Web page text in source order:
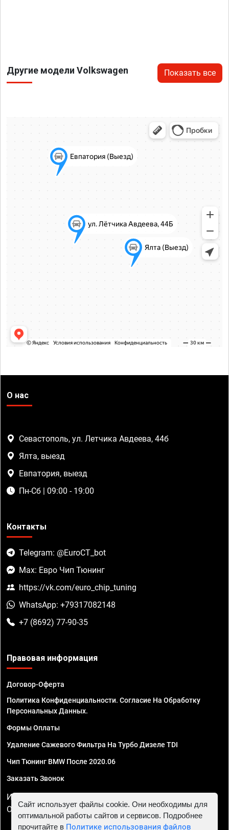
Другие модели Volkswagen Показать все
О нас
Севастополь, ул. Летчика Авдеева, 44б
Ялта, выезд
Евпатория, выезд
Пн-Сб | 09:00 - 19:00
Контакты
Telegram: @EuroCT_bot
Max: Евро Чип Тюнинг
https://vk.com/euro_chip_tuning
WhatsApp: +79317082148
+7 (8692) 77-90-35
Правовая информация
Договор-Оферта
Политика Конфиденциальности. Согласие На Обработку
Персональных Данных.
Формы Оплаты
Удаление Сажевого Фильтра На Турбо Дизеле TDI
Чип Тюнинг BMW После 2020.06
Заказать Звонок
ИП Смирнов Георгий Павлович. ИНН 781302555843,
ОГРНИП 324470400032610
Сайт использует файлы cookie. Они необходимы для
оптимальной работы сайтов и сервисов. Подробнее
прочитайте в Политике использования файлов